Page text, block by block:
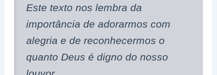
Este texto nos lembra da
importância de adorarmos com
alegria e de reconhecermos o
quanto Deus é digno do nosso